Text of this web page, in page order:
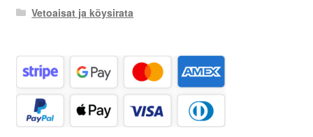
Vetoaisat ja köysirata